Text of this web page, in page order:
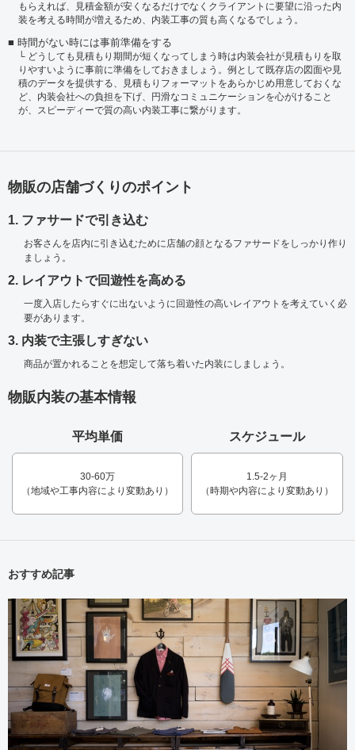
もらえれば、見積金額が安くなるだけでなくクライアントに要望に沿った内
装を考える時間が増えるため、内装工事の質も高くなるでしょう。
時間がない時には事前準備をする
どうしても見積もり期間が短くなってしまう時は内装会社が見積もりを取
りやすいように事前に準備をしておきましょう。例として既存店の図面や見
積のデータを提供する、見積もりフォーマットをあらかじめ用意しておくな
ど、内装会社への負担を下げ、円滑なコミュニケーションを心がけること
が、スピーディーで質の高い内装工事に繋がります。
物販の店舗づくりのポイント
1. ファサードで引き込む
お客さんを店内に引き込むために店舗の顔となるファサードをしっかり作り
ましょう。
2. レイアウトで回遊性を高める
一度入店したらすぐに出ないように回遊性の高いレイアウトを考えていく必
要があります。
3. 内装で主張しすぎない
商品が置かれることを想定して落ち着いた内装にしましょう。
物販内装の基本情報
平均単価
30-60万
（地域や工事内容により変動あり）
スケジュール
1.5-2ヶ月
（時期や内容により変動あり）
おすすめ記事